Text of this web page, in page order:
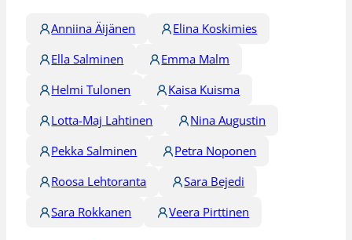
Anniina Äijänen
Elina Koskimies
Ella Salminen
Emma Malm
Helmi Tulonen
Kaisa Kuisma
Lotta-Maj Lahtinen
Nina Augustin
Pekka Salminen
Petra Noponen
Roosa Lehtoranta
Sara Bejedi
Sara Rokkanen
Veera Pirttinen